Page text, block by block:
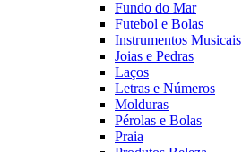
Fundo do Mar
Futebol e Bolas
Instrumentos Musicais
Joias e Pedras
Laços
Letras e Números
Molduras
Pérolas e Bolas
Praia